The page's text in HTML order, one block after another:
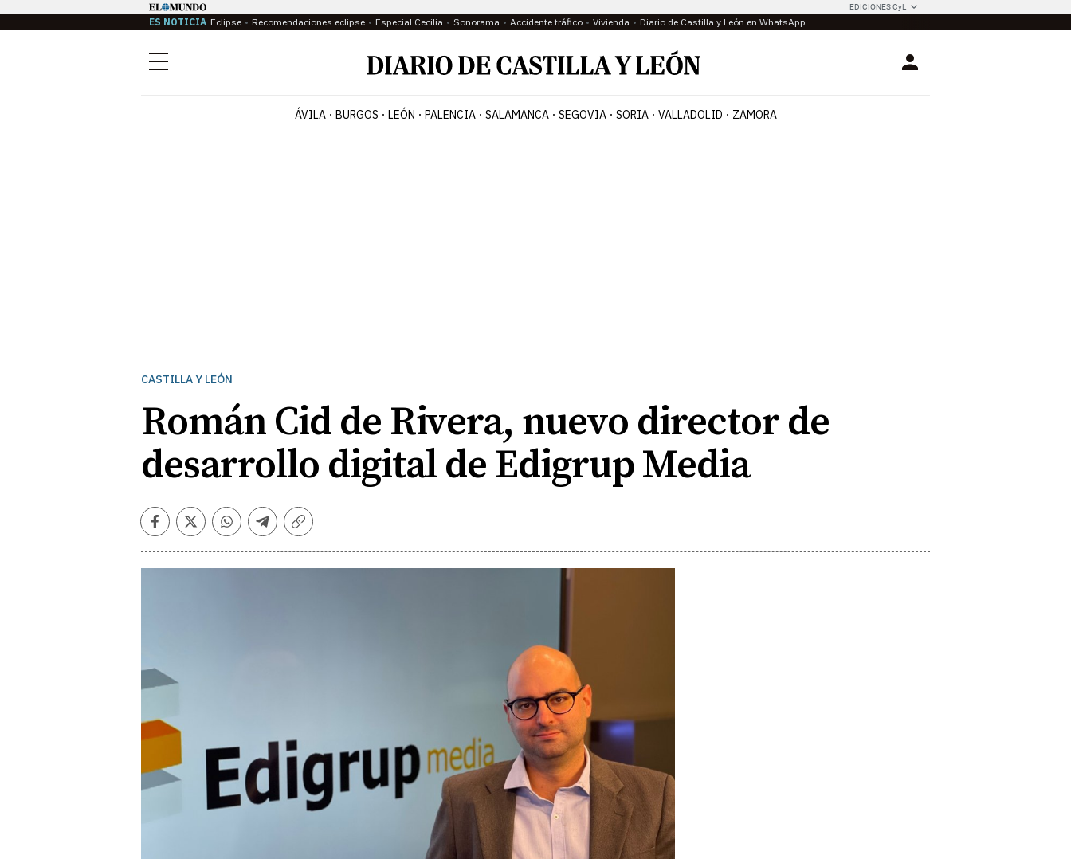
EDICIONES CyL
ES NOTICIA Eclipse Recomendaciones eclipse Especial Cecilia Sonorama Accidente tráfico Vivienda Diario de Castilla y León en WhatsApp
Menú Login
ÁVILA BURGOS LEÓN PALENCIA SALAMANCA SEGOVIA SORIA VALLADOLID ZAMORA
CASTILLA Y LEÓN
Román Cid de Rivera, nuevo director de
desarrollo digital de Edigrup Media
Facebook
TwitterWhatsapp
Telegram
Copiar